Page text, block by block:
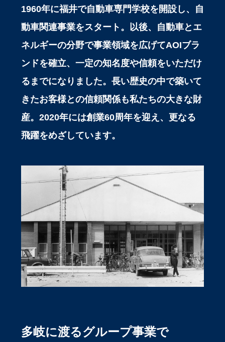
1960年に福井で自動車専門学校を開設し、自
動車関連事業をスタート。以後、自動車とエ
ネルギーの分野で事業領域を広げてAOIブラ
ンドを確立、一定の知名度や信頼をいただけ
るまでになりました。長い歴史の中で築いて
きたお客様との信頼関係も私たちの大きな財
産。2020年には創業60周年を迎え、更なる
飛躍をめざしています。
多岐に渡るグループ事業で